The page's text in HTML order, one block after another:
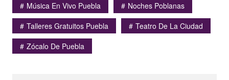
Música En Vivo Puebla
Noches Poblanas
Talleres Gratuitos Puebla
Teatro De La Ciudad
Zócalo De Puebla